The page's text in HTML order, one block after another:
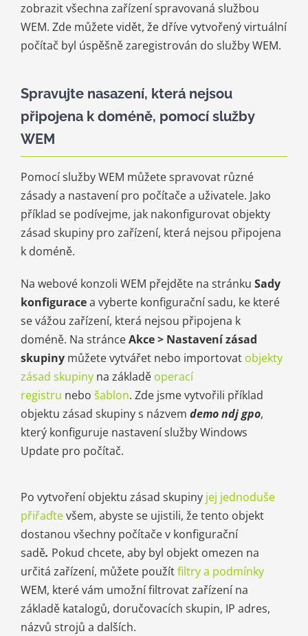
zobrazit všechna zařízení spravovaná službou
WEM. Zde můžete vidět, že dříve vytvořený virtuální
počítač byl úspěšně zaregistrován do služby WEM.
Spravujte nasazení, která nejsou
připojena k doméně, pomocí služby
WEM
Pomocí služby WEM můžete spravovat různé
zásady a nastavení pro počítače a uživatele. Jako
příklad se podívejme, jak nakonfigurovat objekty
zásad skupiny pro zařízení, která nejsou připojena
k doméně.
Na webové konzoli WEM přejděte na stránku Sady
konfiguracea vyberte konfigurační sadu, ke které
se vážou zařízení, která nejsou připojena k
doméně. Na stránceAkce > Nastavení zásad
skupinymůžete vytvářet nebo importovat objekty
zásad skupinyna základě operací
registru nebo šablon. Zde jsme vytvořili příklad
objektu zásad skupiny s názvem demo ndj gpo,
který konfiguruje nastavení služby Windows
Update pro počítač.
Po vytvoření objektu zásad skupiny jej jednoduše
přiřaďtevšem, abyste se ujistili, že tento objekt
dostanou všechny počítače v konfigurační
sadě. Pokud chcete, aby byl objekt omezen na
určitá zařízení, můžete použítfiltry a podmínky
WEM, které vám umožní filtrovat zařízení na
základě katalogů, doručovacích skupin, IP adres,
názvů strojů a dalších.